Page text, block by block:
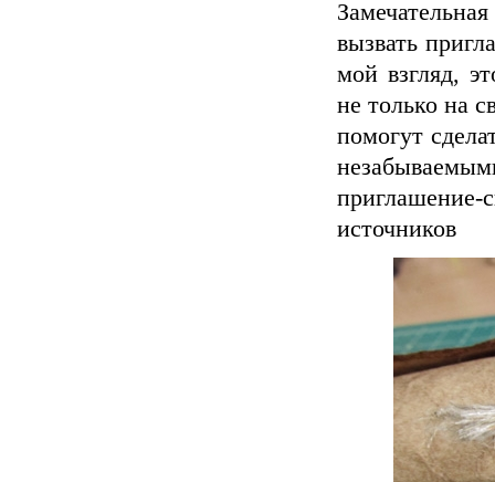
вызвать
мой взгляд,
не только на
помогут
источников